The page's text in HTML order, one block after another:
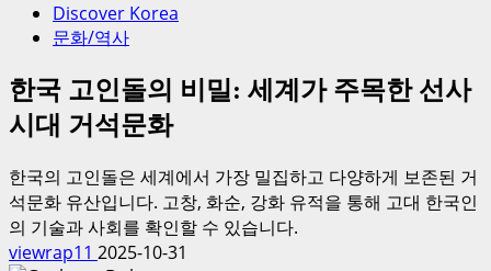
Discover Korea
문화/역사
한국 고인돌의 비밀: 세계가 주목한 선사
시대 거석문화
한국의 고인돌은 세계에서 가장 밀집하고 다양하게 보존된 거
석문화 유산입니다. 고창, 화순, 강화 유적을 통해 고대 한국인
의 기술과 사회를 확인할 수 있습니다.
viewrap11 2025-10-31